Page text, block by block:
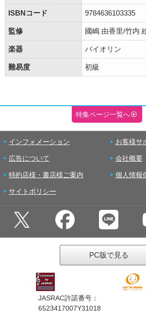
ISBNコード 9784636103335
監修 國嶋 由香里/竹内
楽器 バイオリン
難易度 初級
特集ページ一覧へ
インフォメーション お客様サ
広告について 会社概要
特約店様・書店様ご案内 個人情報
サイトポリシー
PC版で見る
JASRAC許諾番号：
6523417007Y31018